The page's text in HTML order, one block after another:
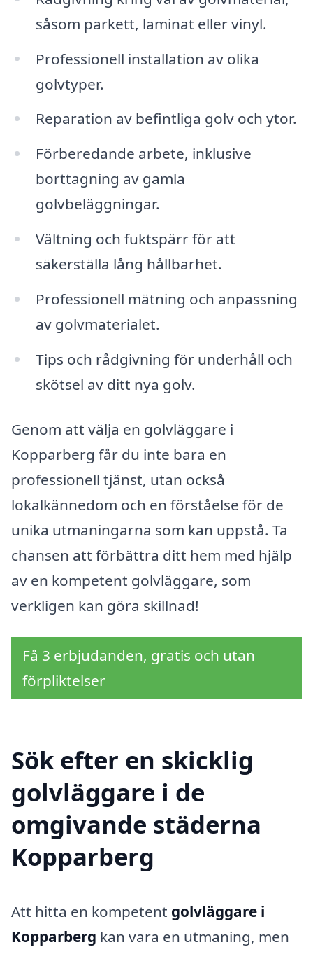
såsom parkett, laminat eller vinyl.
Professionell installation av olika
golvtyper.
Reparation av befintliga golv och ytor.
Förberedande arbete, inklusive
borttagning av gamla
golvbeläggningar.
Vältning och fuktspärr för att
säkerställa lång hållbarhet.
Professionell mätning och anpassning
av golvmaterialet.
Tips och rådgivning för underhåll och
skötsel av ditt nya golv.
Genom att välja en golvläggare i
Kopparberg får du inte bara en
professionell tjänst, utan också
lokalkännedom och en förståelse för de
unika utmaningarna som kan uppstå. Ta
chansen att förbättra ditt hem med hjälp
av en kompetent golvläggare, som
verkligen kan göra skillnad!
Få 3 erbjudanden, gratis och utan
förpliktelser
Sök efter en skicklig
golvläggare i de
omgivande städerna
Kopparberg
Att hitta en kompetent golvläggare i
Kopparberg kan vara en utmaning, men